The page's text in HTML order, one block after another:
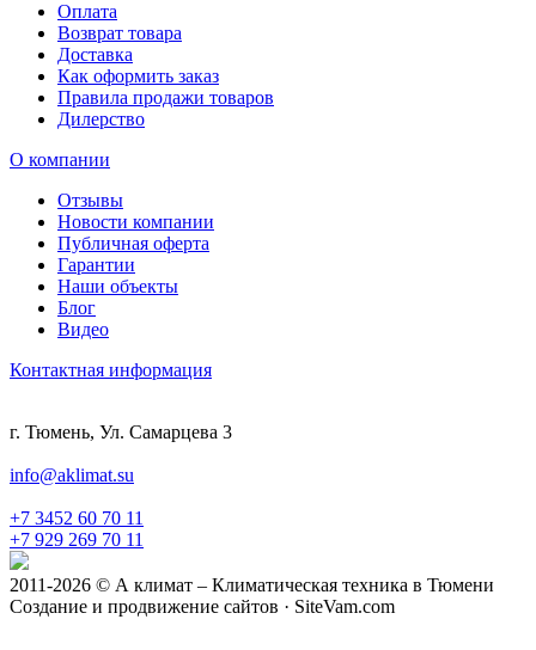
Оплата
Возврат товара
Доставка
Как оформить заказ
Правила продажи товаров
Дилерство
О компании
Отзывы
Новости компании
Публичная оферта
Гарантии
Наши объекты
Блог
Видео
Контактная информация
г. Тюмень, Ул. Самарцева 3
info@aklimat.su
+7 3452 60 70 11
+7 929 269 70 11
2011-2026 © А климат – Климатическая техника в Тюмени
Создание и продвижение сайтов · SiteVam.com